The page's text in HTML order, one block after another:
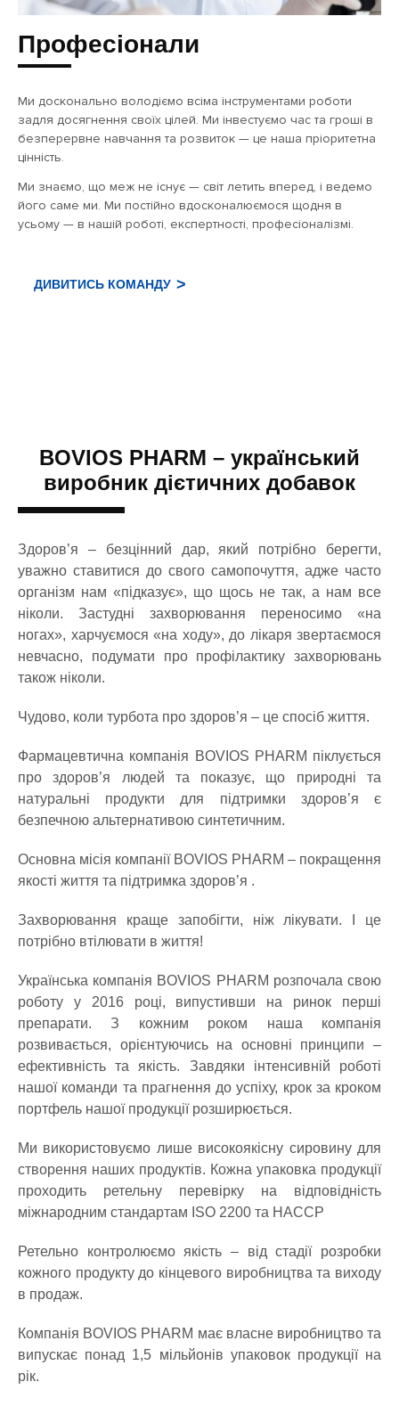
Професіонали
Ми досконально володіємо всіма інструментами роботи
задля досягнення своїх цілей. Ми інвестуємо час та гроші в
безперервне навчання та розвиток — це наша пріоритетна
цінність.
Ми знаємо, що меж не існує — світ летить вперед, і ведемо
його саме ми. Ми постійно вдосконалюємося щодня в
усьому — в нашій роботі, експертності, професіоналізмі.
ДИВИТИСЬ КОМАНДУ
BOVIOS PHARM – український
виробник дієтичних добавок
Здоров’я – безцінний дар, який потрібно берегти,
уважно ставитися до свого самопочуття, адже часто
організм нам «підказує», що щось не так, а нам все
ніколи. Застудні захворювання переносимо «на
ногах», харчуємося «на ходу», до лікаря звертаємося
невчасно, подумати про профілактику захворювань
також ніколи.
Чудово, коли турбота про здоров’я – це спосіб життя.
Фармацевтична компанія BOVIOS PHARM піклується
про здоров’я людей та показує, що природні та
натуральні продукти для підтримки здоров’я є
безпечною альтернативою синтетичним.
Основна місія компанії BOVIOS PHARM – покращення
якості життя та підтримка здоров’я .
Захворювання краще запобігти, ніж лікувати. І це
потрібно втілювати в життя!
Українська компанія BOVIOS PHARM розпочала свою
роботу у 2016 році, випустивши на ринок перші
препарати. З кожним роком наша компанія
розвивається, орієнтуючись на основні принципи –
ефективність та якість. Завдяки інтенсивній роботі
нашої команди та прагнення до успіху, крок за кроком
портфель нашої продукції розширюється.
Ми використовуємо лише високоякісну сировину для
створення наших продуктів. Кожна упаковка продукції
проходить ретельну перевірку на відповідність
міжнародним стандартам ISO 2200 та НАССР
Ретельно контролюємо якість – від стадії розробки
кожного продукту до кінцевого виробництва та виходу
в продаж.
Компанія BOVIOS PHARM має власне виробництво та
випускає понад 1,5 мільйонів упаковок продукції на
рік.